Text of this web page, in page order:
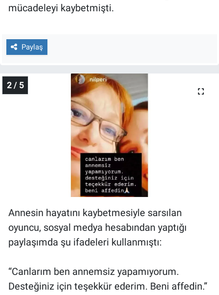
mücadeleyi kaybetmişti.
Paylaş
2 / 5
Annesin hayatını kaybetmesiyle sarsılan
oyuncu, sosyal medya hesabından yaptığı
paylaşımda şu ifadeleri kullanmıştı:
“Canlarım ben annemsiz yapamıyorum.
Desteğiniz için teşekkür ederim. Beni affedin.”
Nedir
Popüler
Türkiye'nin Geleceği
Türkiye'nin Gündemi
Yerel Gündem
Yerel Yaşam